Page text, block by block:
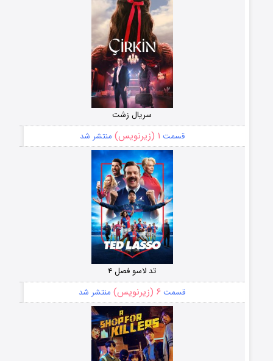
سریال زشت
قسمت ۱ (زیرنویس) منتشر شد
تد لاسو فصل ۴
قسمت ۶ (زیرنویس) منتشر شد